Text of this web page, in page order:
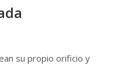
su propio orificio y